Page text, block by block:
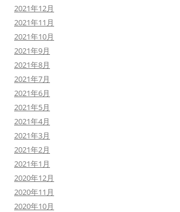
2021年12月
2021年11月
2021年10月
2021年9月
2021年8月
2021年7月
2021年6月
2021年5月
2021年4月
2021年3月
2021年2月
2021年1月
2020年12月
2020年11月
2020年10月